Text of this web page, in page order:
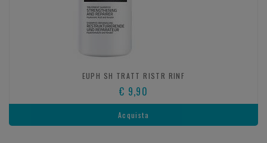
EUPH SH TRATT RISTR RINF
€ 9,90
Acquista